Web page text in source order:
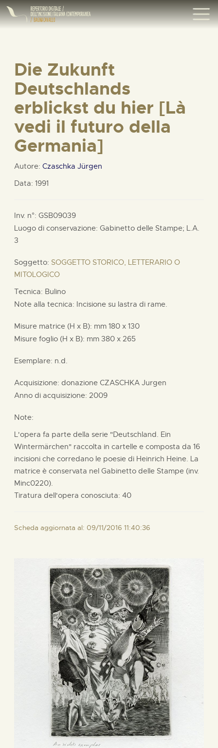
Die Zukunft
Deutschlands
erblickst du hier [Là
vedi il futuro della
Germania]
Autore: Czaschka Jürgen
Data: 1991
Inv. n°: GSB09039
Luogo di conservazione: Gabinetto delle Stampe; L.A.
3
Soggetto: SOGGETTO STORICO, LETTERARIO O
MITOLOGICO
Tecnica: Bulino
Note alla tecnica: Incisione su lastra di rame.
Misure matrice (H x B): mm 180 x 130
Misure foglio (H x B): mm 380 x 265
Esemplare: n.d.
Acquisizione: donazione CZASCHKA Jurgen
Anno di acquisizione: 2009
Note:
L'opera fa parte della serie "Deutschland. Ein
Wintermärchen" raccolta in cartelle e composta da 16
incisioni che corredano le poesie di Heinrich Heine. La
matrice è conservata nel Gabinetto delle Stampe (inv.
Minc0220).
Tiratura dell'opera conosciuta: 40
Scheda aggiornata al: 09/11/2016 11:40:36